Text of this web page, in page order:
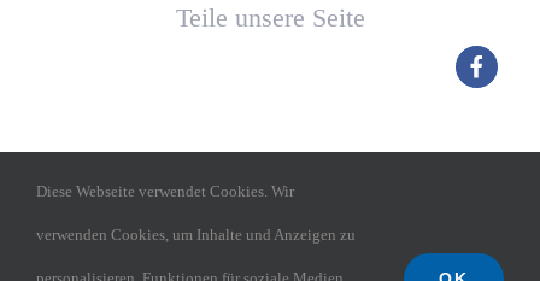
Teile unsere Seite
Diese Webseite verwendet Cookies. Wir
verwenden Cookies, um Inhalte und Anzeigen zu